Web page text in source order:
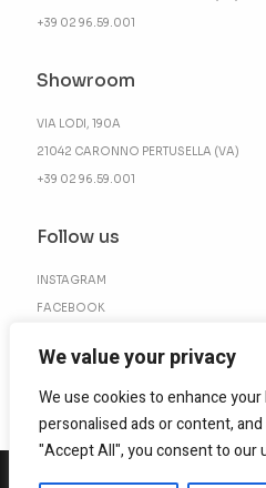
We value your privacy
We use cookies to enhance
personalised ads or content,
"Accept All", you consent to our
+39 02 96.59.001
Showroom
VIA LODI, 190A
21042 CARONNO PERTUSELLA (VA)
+39 02 96.59.001
Follow us
INSTAGRAM
FACEBOOK